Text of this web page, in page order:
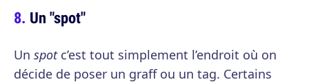
Un "spot"
Un spotc’est tout simplement l’endroit où on
décide de poser un graff ou un tag. Certains